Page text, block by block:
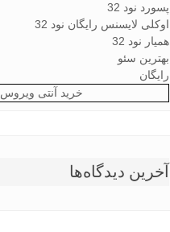
پسورد نود 32
اوکلی لایسنس رایگان نود 32
همیار نود 32
بهترین سئو
رایگان
خرید آنتی ویروس
آخرین دیدگاه‌ها